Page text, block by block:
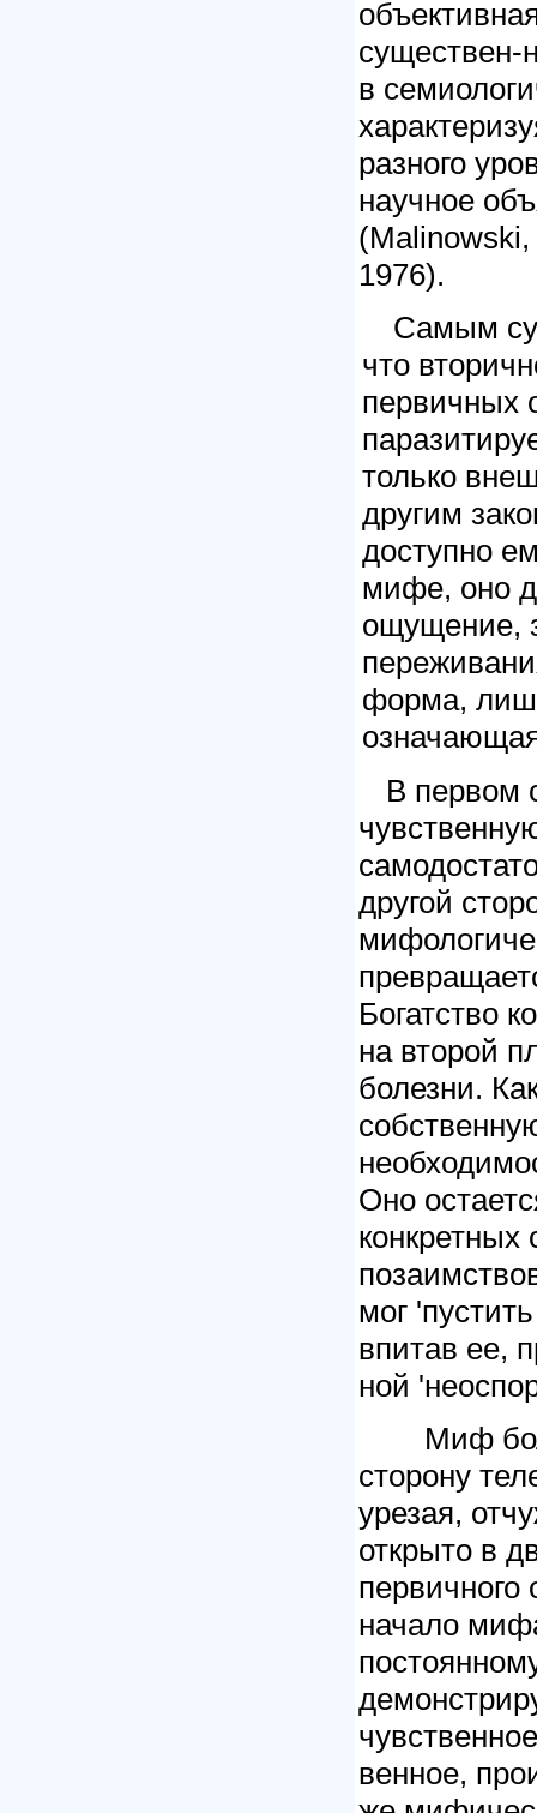
существен-
в
разного
научное
(Malinowski
1976).
Самым
что
первичных
только
другим
доступно
мифе, оно
ощущение,
пережива
форма,
В первом
другой
Богатство
на второй
болезни.
Оно
мог
впитав ее,
ной
Миф
сторону
урезая,
открыто в
первичного
начало
венное,